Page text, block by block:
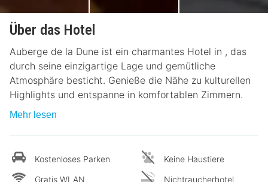
Über das Hotel
Auberge de la Dune ist ein charmantes Hotel in , das
durch seine einzigartige Lage und gemütliche
Atmosphäre besticht. Genieße die Nähe zu kulturellen
Highlights und entspanne in komfortablen Zimmern.
Mehr lesen
Kostenloses Parken
Gratis WLAN
Keine Haustiere
Nichtraucherhotel